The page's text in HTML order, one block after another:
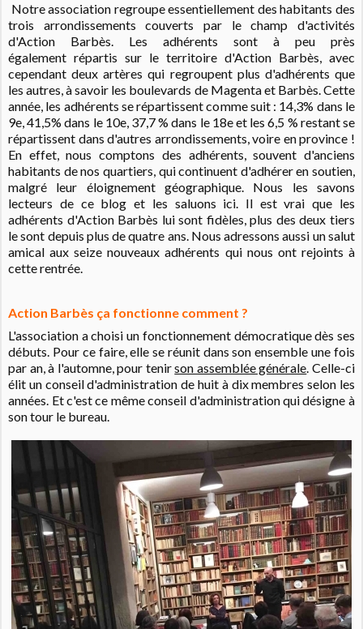
Notre association regroupe essentiellement des habitants des
trois arrondissements couverts par le champ d'activités
d'Action Barbès. Les adhérents sont à peu près
également répartis sur le territoire d'Action Barbès, avec
cependant deux artères qui regroupent plus d'adhérents que
les autres, à savoir les boulevards de Magenta et Barbès. Cette
année, les adhérents se répartissent comme suit : 14,3% dans le
9e, 41,5% dans le 10e, 37,7 % dans le 18e et les 6,5 % restant se
répartissent dans d'autres arrondissements, voire en province !
En effet, nous comptons des adhérents, souvent d'anciens
habitants de nos quartiers, qui continuent d'adhérer en soutien,
malgré leur éloignement géographique. Nous les savons
lecteurs de ce blog et les saluons ici. Il est vrai que les
adhérents d'Action Barbès lui sont fidèles, plus des deux tiers
le sont depuis plus de quatre ans. Nous adressons aussi un salut
amical aux seize nouveaux adhérents qui nous ont rejoints à
cette rentrée.
Action Barbès ça fonctionne comment ?
L'association a choisi un fonctionnement démocratique dès ses
débuts. Pour ce faire, elle se réunit dans son ensemble une fois
par an, à l'automne, pour tenirson assemblée générale. Celle-ci
élit un conseil d'administration de huit à dix membres selon les
années. Et c'est ce même conseil d'administration qui désigne à
son tour le bureau.